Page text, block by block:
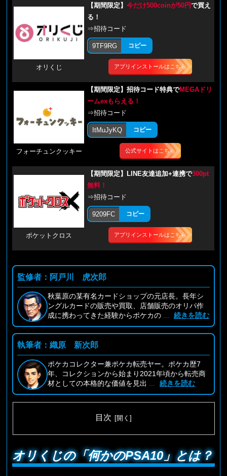
オリくじ
【期間限定】今だけ500coinが50円で買え
る！
⇒招待コード
9TF9RG コピー
アプリインストールはこちら
フォーチュンクッキー
【期間限定】招待コード特典でMEGAドリ
ームexもらえる！
⇒招待コード
ItMuJyKQ コピー
公式サイトはこちら
ポケットクロス
【期間限定】LINE友達追加+連携で300pt
無料！
⇒招待コード
9209FC コピー
アプリインストールはこちら
監修者：阿戸川 虎次郎
秋葉原の某有名カードショップの元店長。長年シ
ングルカードの販売や買取、店舗販売のオリパ作
成に携わってきた経験からポケカの
続きを読む
執筆者：織原 新次郎
ポケカコレクター兼ポケカ転売ヤー。ポケカ歴7
年、コレクションから始まり2021年頃から転売商
材としての本格的な価値を見出
続きを読む
目次
オリくじの「何かのPSA10」とは？